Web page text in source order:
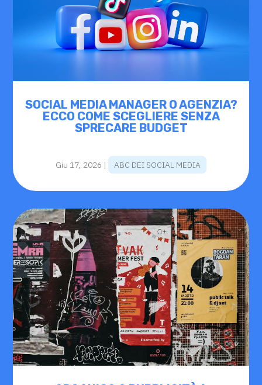
SOCIAL MEDIA MANAGER O AGENZIA?
ECCO COME SCEGLIERE SENZA
SPRECARE BUDGET
Giu 17, 2026 | ABC DEI SOCIAL MEDIA